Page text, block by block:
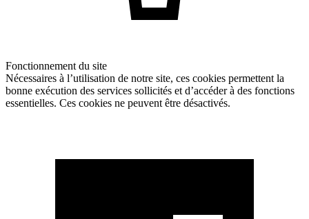
Fonctionnement du site
Nécessaires à l’utilisation de notre site, ces cookies permettent la
bonne exécution des services sollicités et d’accéder à des fonctions
essentielles. Ces cookies ne peuvent être désactivés.